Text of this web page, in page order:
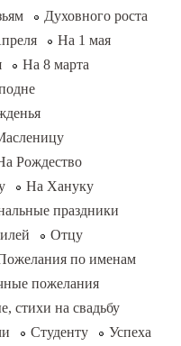
Духовного роста
На 1 мая
На 8 марта
Рождество
На Хануку
праздники
Отцу
по именам
пожелания
стихи на свадьбу
Студенту
Успеха